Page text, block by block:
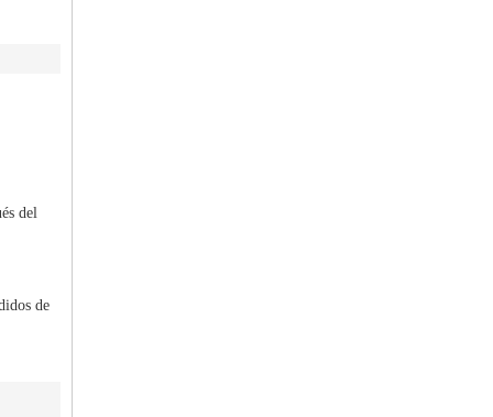
del
de